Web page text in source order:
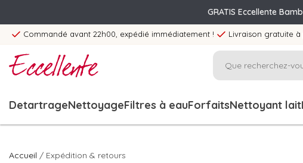
GRATIS Eccellente
Commandé avant 22h00, expédié immédiatement ! Livraison gratuite
DetartrageNettoyageFiltres à eauForfaitsNettoyant lait
Accueil / Expédition & retours